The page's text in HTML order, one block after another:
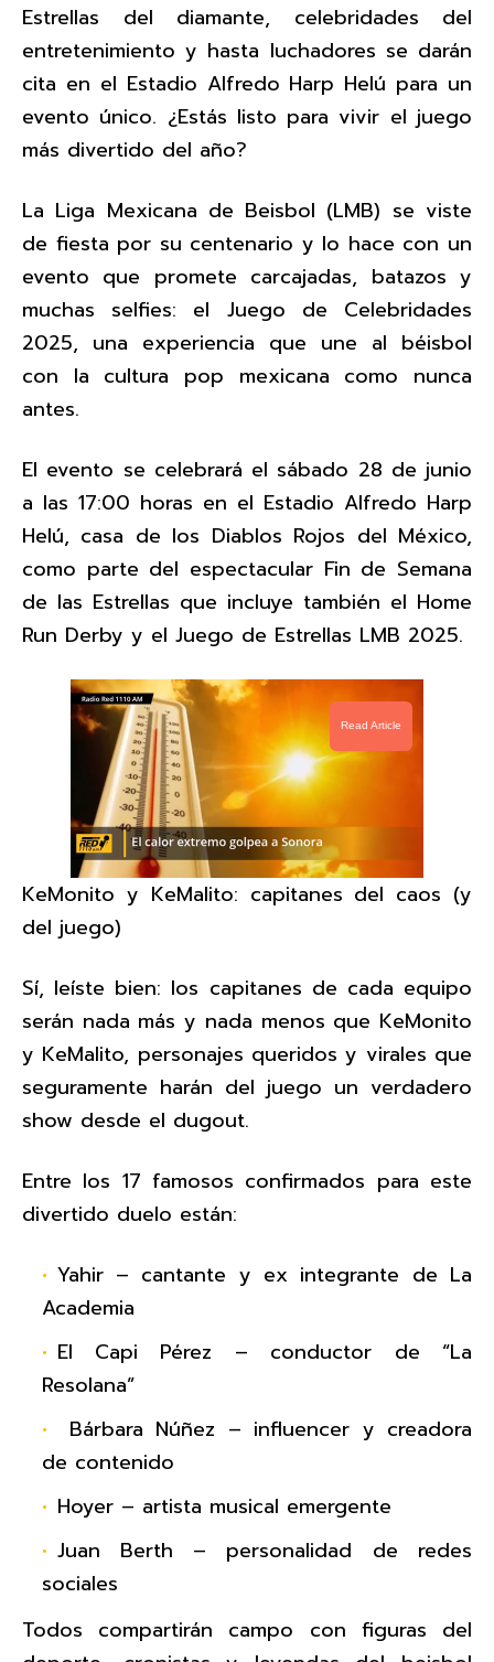
Estrellas del diamante, celebridades del
entretenimiento y hasta luchadores se darán
cita en el Estadio Alfredo Harp Helú para un
evento único. ¿Estás listo para vivir el juego
más divertido del año?
La Liga Mexicana de Beisbol (LMB) se viste
de fiesta por su centenario y lo hace con un
evento que promete carcajadas, batazos y
muchas selfies: el Juego de Celebridades
2025, una experiencia que une al béisbol
con la cultura pop mexicana como nunca
antes.
El evento se celebrará el sábado 28 de junio
a las 17:00 horas en el Estadio Alfredo Harp
Helú, casa de los Diablos Rojos del México,
como parte del espectacular Fin de Semana
de las Estrellas que incluye también el Home
Run Derby y el Juego de Estrellas LMB 2025.
Read Article
KeMonito y KeMalito: capitanes del caos (y
del juego)
Sí, leíste bien: los capitanes de cada equipo
serán nada más y nada menos que KeMonito
y KeMalito, personajes queridos y virales que
seguramente harán del juego un verdadero
show desde el dugout.
Entre los 17 famosos confirmados para este
divertido duelo están:
Yahir – cantante y ex integrante de La
Academia
El Capi Pérez – conductor de “La
Resolana”
Bárbara Núñez – influencer y creadora
de contenido
Hoyer – artista musical emergente
Juan Berth – personalidad de redes
sociales
Todos compartirán campo con figuras del